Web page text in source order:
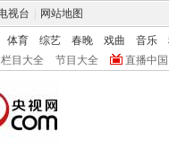
视台 网站地图
体育 综艺 春晚 戏曲 音乐
栏目大全 节目大全 直播中国